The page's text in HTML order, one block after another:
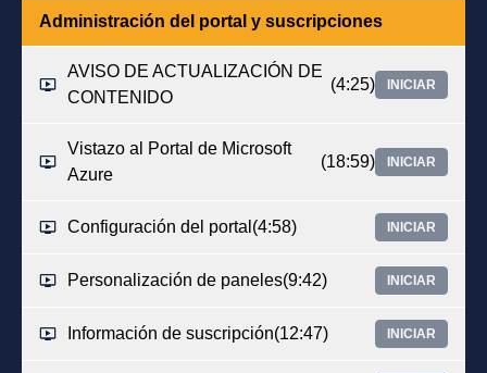
Administración del portal y suscripciones
AVISO DE ACTUALIZACIÓN DE
CONTENIDO
(4:25) INICIAR
Vistazo al Portal de Microsoft
Azure
(18:59) INICIAR
Configuración del portal (4:58) INICIAR
Personalización de paneles(9:42) INICIAR
Información de suscripción(12:47) INICIAR